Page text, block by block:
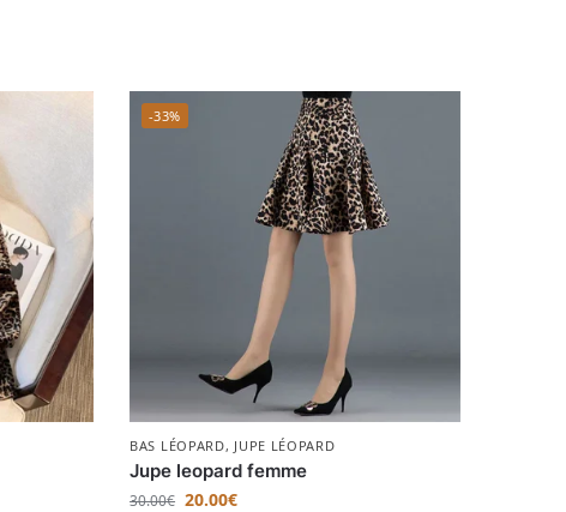
-33%
BAS LÉOPARD, JUPE LÉOPARD
Jupe leopard femme
30.00€ 20.00€